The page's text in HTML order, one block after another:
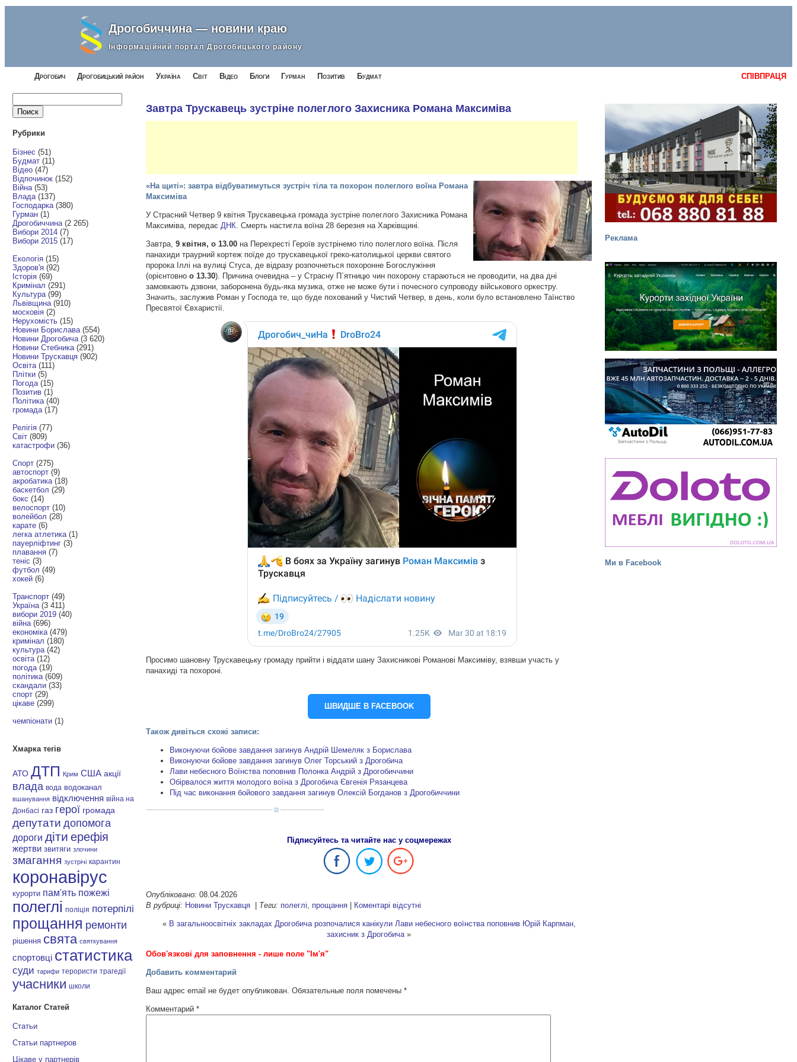
Дрогобиччина — новини краю
Інформаційний портал Дрогобицького району
Дрогобич Дрогобицький район Україна Світ Відео Блоги Гурман СПІВПРАЦЯ
Позитив Будмат
Реклама
Ми в Facebook
Рубрики
Бізнес (51)
Будмат (11)
Відео (47)
Відпочинок (152)
Війна (53)
Влада (137)
Господарка (380)
Гурман (1)
Дрогобиччина (2 265)
Вибори 2014 (7)
Вибори 2015 (17)
Екологія (15)
Здоров'я (92)
Історія (69)
Кримінал (291)
Культура (99)
Львівщина (910)
московія (2)
Нерухомість (15)
Новини Борислава (554)
Новини Дрогобича (3 620)
Новини Стебника (291)
Новини Трускавця (902)
Освіта (111)
Плітки (5)
Погода (15)
Позитив (1)
Політика (40)
громада (17)
Релігія (77)
Світ (809)
катастрофи (36)
Спорт (275)
автоспорт (9)
акробатика (18)
баскетбол (29)
бокс (14)
велоспорт (10)
волейбол (28)
карате (6)
легка атлетика (1)
пауерліфтинг (3)
плавання (7)
теніс (3)
футбол (49)
хокей (6)
Транспорт (49)
Україна (3 411)
вибори 2019 (40)
війна (696)
економіка (479)
кримінал (180)
культура (42)
освіта (12)
погода (19)
політика (609)
скандали (33)
спорт (29)
цікаве (299)
чемпіонати (1)
Хмарка тегів
АТО ДТП Крим США акції
влада вода водоканал
вшанування відключення війна на
Донбасі газ герої громада
депутати допомога
дороги діти ерефія
жертви звитяги злочини
змагання зустрічі карантин
коронавірус
курорти пам'ять пожежі
полеглі поліція потерпілі
прощання ремонти
рішення свята святкування
спортовці статистика
суди тарифи терористи трагедії
учасники школи
Каталог Статей
Статьи
Статьи партнеров
Цікаве у партнерів
Завтра Трускавець зустріне полеглого Захисника Романа Максиміва
«На щиті»: завтра відбуватимуться зустріч тіла та похорон полеглого воїна Романа
Максиміва
У Страсний Четвер 9 квітня Трускавецька громада зустріне полеглого Захисника Романа
Максиміва, передаєДНК. Смерть настигла воїна 28 березня на Харківщині.
Завтра,9 квітня, о 13.00 на Перехресті Героїв зустрінемо тіло полеглого воїна. Після
панахиди траурний кортеж поїде до трускавецької греко-католицької церкви святого
пророка Іллі на вулиці Стуса, де відразу розпочнеться похоронне Богослужіння
(орієнтовно о 13.30). Причина очевидна – у Страсну П`ятницю чин похорону стараються не проводити, на два дні
замовкають дзвони, заборонена будь-яка музика, отже не може бути і почесного супроводу військового оркестру.
Значить, заслужив Роман у Господа те, що буде похований у Чистий Четвер, в день, коли було встановлено Таїнство
Пресвятої Євхаристії.
Просимо шановну Трускавецьку громаду прийти і віддати шану Захисникові Романові Максиміву, взявши участь у
панахиді та похороні.
ШВИДШЕ В FACEBOOK
Також дивіться схожі записи:
Виконуючи бойове завдання загинув Андрій Шемеляк з Борислава
Виконуючи бойове завдання загинув Олег Торський з Дрогобича
Лави небесного Воїнства поповнив Полонка Андрій з Дрогобиччини
Обірвалося життя молодого воїна з Дрогобича Євгенія Рязанцева
Під час виконання бойового завдання загинув Олексій Богданов з Дрогобиччини
Підписуйтесь та читайте нас у соцмережах
Опубліковано: 08.04.2026
В рубриці: Новини Трускавця | Теги: полеглі прощання | Коментарі відсутні
« В загальноосвітніх закладах Дрогобича розпочалися канікули Лави небесного воїнства поповнив Юрій Карпман,
захисник з Дрогобича »
Обов'язкові для заповнення - лише поле "Ім'я"
Добавить комментарий
Ваш адрес email не будет опубликован. Обязательные поля помечены*
Комментарий*